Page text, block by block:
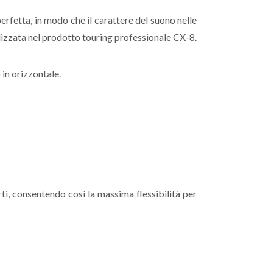
in modo che il carattere del suono nelle
nel prodotto touring professionale CX-8.
in orizzontale.
consentendo così la massima flessibilità per